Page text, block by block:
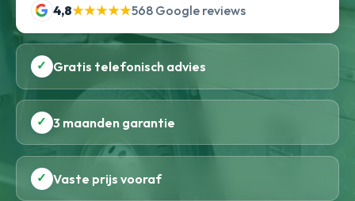
4,8★★★★★568 Google reviews
✓ Gratis telefonisch advies
✓ 3 maanden garantie
✓ Vaste prijs vooraf